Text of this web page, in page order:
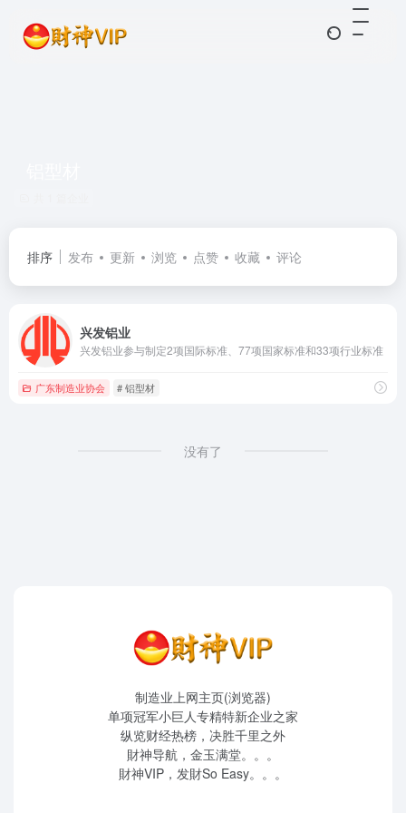
排序 发布 更新 浏览 点赞 收藏 评论
兴发铝业
兴发铝业参与制定2项国际标准、77项国家标准和33项行业标准
广东制造业协会 # 铝型材
没有了
制造业上网主页(浏览器)
单项冠军小巨人专精特新企业之家
纵览财经热榜，决胜千里之外
財神导航，金玉满堂。。。
財神VIP，发財So Easy。。。